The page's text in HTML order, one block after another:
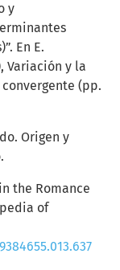
y
En E.
Variación y la
(pp.
Origen y
the Romance
of